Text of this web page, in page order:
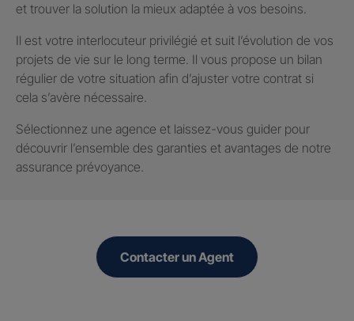
et trouver la solution la mieux adaptée à vos besoins.
Il est votre interlocuteur privilégié et suit l’évolution de vos
projets de vie sur le long terme. Il vous propose un bilan
régulier de votre situation afin d’ajuster votre contrat si
cela s’avère nécessaire.
Sélectionnez une agence et laissez-vous guider pour
découvrir l’ensemble des garanties et avantages de notre
assurance prévoyance.
Contacter un Agent